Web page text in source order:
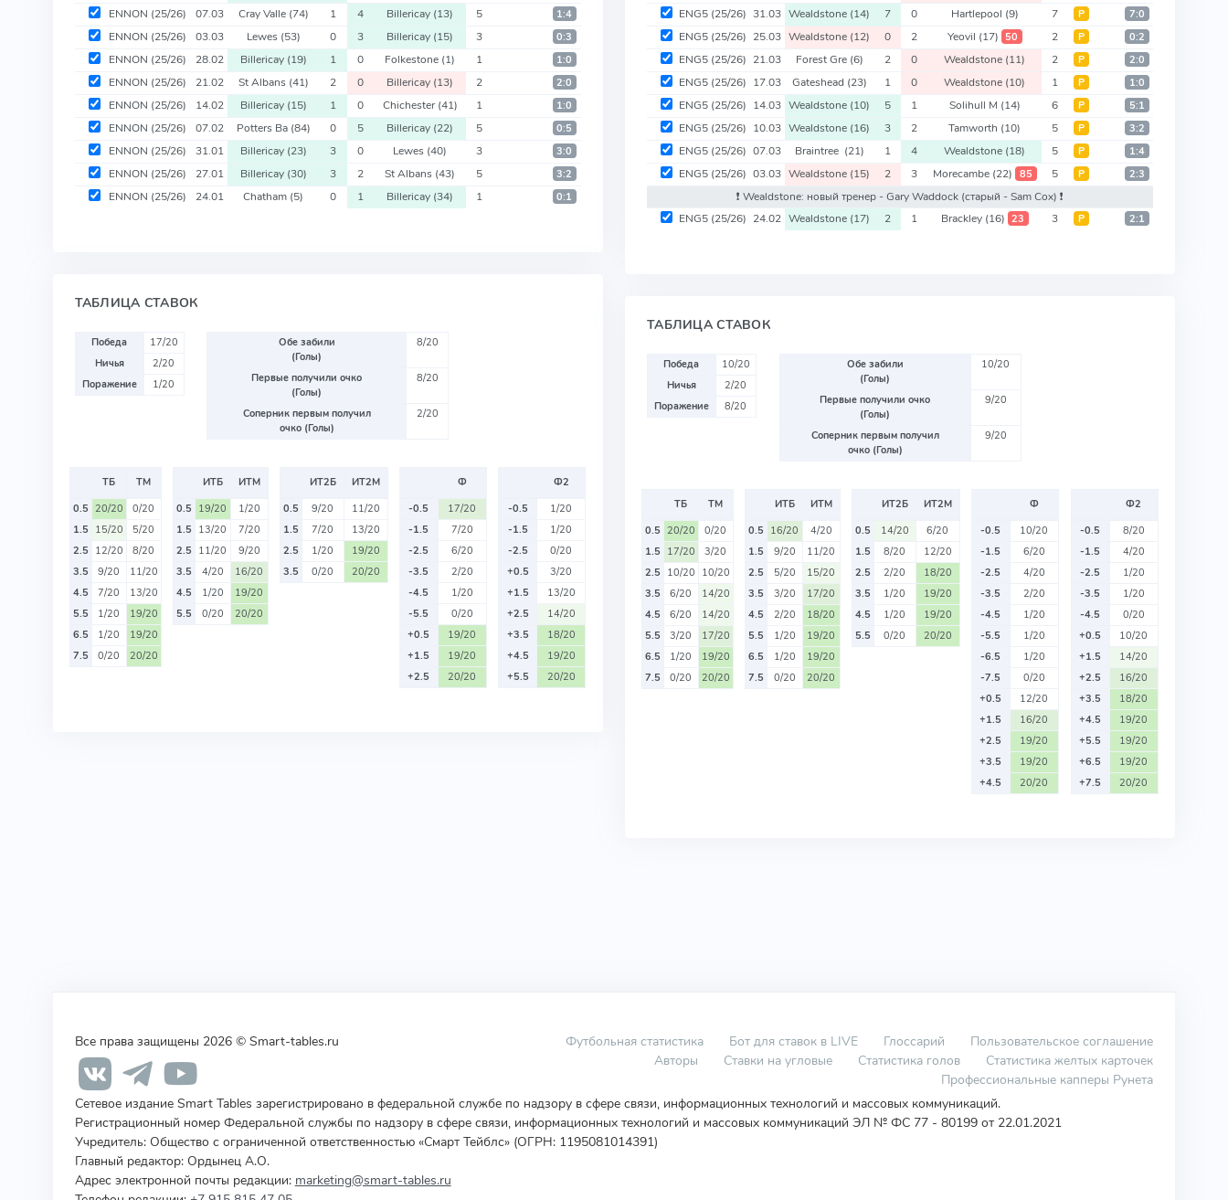
ENNON (25/26) 07.03 Cray Valle (74) 1 4 Billericay (13) 5 1:4
ENNON (25/26) 03.03 Lewes (53) 0 3 Billericay (15) 3 0:3
ENNON (25/26) 28.02 Billericay (19) 1 0 Folkestone (1) 1 1:0
ENNON (25/26) 21.02 St Albans (41) 2 0 Billericay (13) 2 2:0
ENNON (25/26) 14.02 Billericay (15) 1 0 Chichester(41) 1 1:0
ENNON (25/26) 07.02 Potters Ba (84) 0 5 Billericay (22) 5 0:5
ENNON (25/26) 31.01 Billericay (23) 3 0 Lewes (40) 3 3:0
ENNON (25/26) 27.01 Billericay (30) 3 2 St Albans (43) 5 3:2
ENNON (25/26) 24.01 Chatham (5) 0 1 Billericay (34) 1 0:1
ТАБЛИЦА СТАВОК
Победа
17/20
Ничья
2/20
Поражение
1/20
Обе забили
(Голы)
8/20
Первые получили очко
(Голы)
8/20
Соперник первым получил
очко (Голы)
2/20
ТБ
ТМ
0.5 20/20
0/20
1.5 15/20
5/20
2.5 12/20
8/20
3.5
9/20
11/20
4.5
7/20
13/20
5.5
1/20
19/20
6.5
1/20
19/20
7.5
0/20 20/20
ИТБ
ИТМ
0.5 19/20
1/20
1.5 13/20
7/20
2.5 11/20
9/20
3.5
4/20
16/20
4.5
1/20
19/20
5.5
0/20 20/20
ИТ2Б
ИТ2М
0.5
9/20
11/20
1.5
7/20
13/20
2.5
1/20
19/20
3.5
0/20 20/20
Ф
-0.5
17/20
-1.5
7/20
-2.5
6/20
-3.5
2/20
-4.5
1/20
-5.5
0/20
+0.5
19/20
+1.5
19/20
+2.5
20/20
Ф2
-0.5
1/20
-1.5
1/20
-2.5
0/20
+0.5
3/20
+1.5
13/20
+2.5
14/20
+3.5
18/20
+4.5
19/20
+5.5
20/20
ENG5 (25/26) 31.03 Wealdstone (14) 7 0 Hartlepool (9) 7 Р 7:0
ENG5 (25/26) 25.03 Wealdstone (12) 0 2 Yeovil (17) 50 2 Р 0:2
ENG5 (25/26) 21.03 Forest Gre (6) 2 0 Wealdstone (11) 2 Р 2:0
ENG5 (25/26) 17.03 Gateshead (23) 1 0 Wealdstone (10) 1 Р 1:0
ENG5 (25/26) 14.03 Wealdstone (10) 5 1 Solihull M (14) 6 Р 5:1
ENG5 (25/26) 10.03 Wealdstone (16) 3 2 Tamworth (10) 5 Р 3:2
ENG5 (25/26) 07.03 Braintree (21) 1 4 Wealdstone (18) 5 Р 1:4
ENG5 (25/26) 03.03 Wealdstone (15) 2 3 Morecambe (22) 85 5 Р 2:3
❗️ Wealdstone: новый тренер - Gary Waddock (старый - Sam Cox) ❗️
ENG5 (25/26) 24.02 Wealdstone (17) 2 1 Brackley (16) 23 3 Р 2:1
ТАБЛИЦА СТАВОК
Победа
10/20
Ничья
2/20
Поражение
8/20
Обе забили
(Голы)
10/20
Первые получили очко
(Голы)
9/20
Соперник первым получил
очко (Голы)
9/20
ТБ
ТМ
0.5 20/20
0/20
1.5 17/20
3/20
2.5 10/20 10/20
3.5
6/20
14/20
4.5
6/20
14/20
5.5
3/20
17/20
6.5
1/20
19/20
7.5
0/20 20/20
ИТБ
ИТМ
0.5 16/20
4/20
1.5
9/20
11/20
2.5
5/20
15/20
3.5
3/20
17/20
4.5
2/20
18/20
5.5
1/20
19/20
6.5
1/20
19/20
7.5
0/20 20/20
ИТ2Б
ИТ2М
0.5
14/20
6/20
1.5
8/20
12/20
2.5
2/20
18/20
3.5
1/20
19/20
4.5
1/20
19/20
5.5
0/20 20/20
Ф
-0.5
10/20
-1.5
6/20
-2.5
4/20
-3.5
2/20
-4.5
1/20
-5.5
1/20
-6.5
1/20
-7.5
0/20
+0.5
12/20
+1.5
16/20
+2.5
19/20
+3.5
19/20
+4.5
20/20
Ф2
-0.5
8/20
-1.5
4/20
-2.5
1/20
-3.5
1/20
-4.5
0/20
+0.5
10/20
+1.5
14/20
+2.5
16/20
+3.5
18/20
+4.5
19/20
+5.5
19/20
+6.5
19/20
+7.5
20/20
Все права защищены 2026 © Smart-tables.ru Футбольная статистика Бот для ставок в LIVE Глоссарий
Пользовательское соглашение
Авторы
Ставки на угловые Статистика голов
Статистика желтых карточек
Профессиональные капперы Рунета
Сетевое издание Smart Tables зарегистрировано в федеральной службе по надзору в сфере связи, информационных технологий и массовых коммуникаций.
Регистрационный номер Федеральной службы по надзору в сфере связи, информационных технологий и массовых коммуникаций ЭЛ № ФС 77 - 80199 от 22.01.2021
Учредитель: Общество с ограниченной ответственностью «Смарт Тейблс» (ОГРН: 1195081014391)
Главный редактор: Ордынец А.О.
Адрес электронной почты редакции: marketing@smart-tables.ru